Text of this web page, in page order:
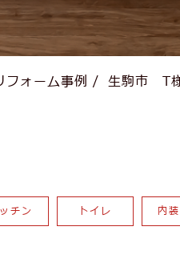
フォーム事例 / 生駒市 T
チン トイレ 内